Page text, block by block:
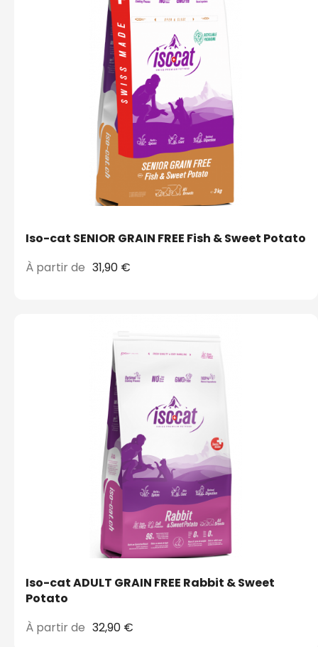
Iso-cat SENIOR GRAIN FREE Fish & Sweet Potato
À partir de 31,90 €
Iso-cat ADULT GRAIN FREE Rabbit & Sweet
Potato
À partir de 32,90 €